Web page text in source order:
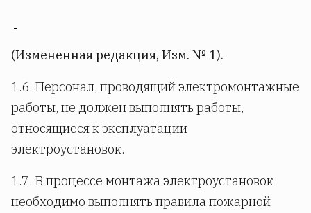
(Измененная редакция, Изм. № 1).
1.6. Персонал, проводящий электромонтажные
работы, не должен выполнять работы,
относящиеся к эксплуатации
электроустановок.
1.7. В процессе монтажа электроустановок
необходимо выполнять правила пожарной